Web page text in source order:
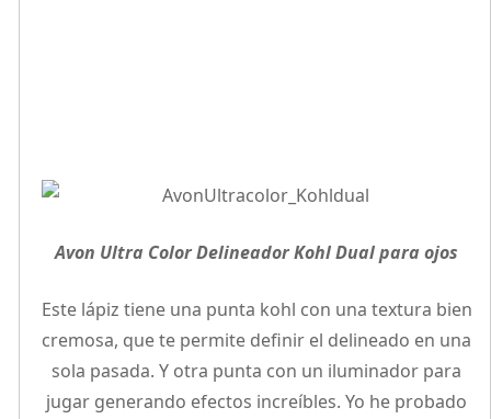
Avon Ultra Color Delineador Kohl Dual para ojos
Este lápiz tiene una punta kohl con una textura bien
cremosa, que te permite definir el delineado en una
sola pasada. Y otra punta con un iluminador para
jugar generando efectos increíbles. Yo he probado